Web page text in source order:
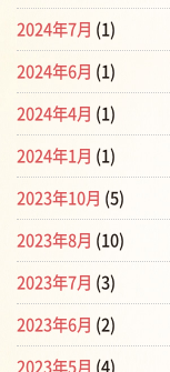
2024年7月 (1)
2024年6月 (1)
2024年4月 (1)
2024年1月 (1)
2023年10月 (5)
2023年8月 (10)
2023年7月 (3)
2023年6月 (2)
2023年5月 (4)